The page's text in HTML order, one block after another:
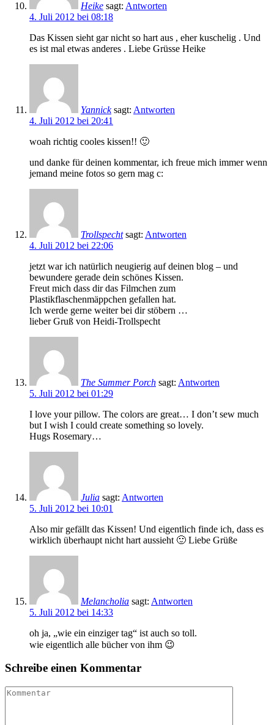
Heike sagt: Antworten
4. Juli 2012 bei 08:18
Das Kissen sieht gar nicht so hart aus , eher kuschelig . Und
es ist mal etwas anderes . Liebe Grüsse Heike
Yannick sagt: Antworten
4. Juli 2012 bei 20:41
woah richtig cooles kissen!! 🙂
und danke für deinen kommentar, ich freue mich immer wenn
jemand meine fotos so gern mag c:
Trollspecht sagt: Antworten
4. Juli 2012 bei 22:06
jetzt war ich natürlich neugierig auf deinen blog – und
bewundere gerade dein schönes Kissen.
Freut mich dass dir das Filmchen zum
Plastikflaschenmäppchen gefallen hat.
Ich werde gerne weiter bei dir stöbern …
lieber Gruß von Heidi-Trollspecht
The Summer Porch sagt: Antworten
5. Juli 2012 bei 01:29
I love your pillow. The colors are great… I don’t sew much
but I wish I could create something so lovely.
Hugs Rosemary…
Julia sagt: Antworten
5. Juli 2012 bei 10:01
Also mir gefällt das Kissen! Und eigentlich finde ich, dass es
wirklich überhaupt nicht hart aussieht 🙂 Liebe Grüße
Melancholia sagt: Antworten
5. Juli 2012 bei 14:33
oh ja, „wie ein einziger tag“ ist auch so toll.
wie eigentlich alle bücher von ihm 😉
Schreibe einen Kommentar